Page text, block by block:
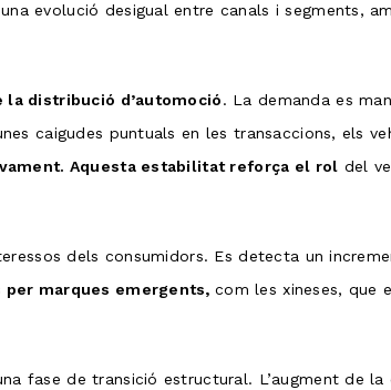
evolució desigual entre canals i segments,
distribució d’automoció. La demanda es
caigudes puntuals en les transaccions, els
Aquesta estabilitat reforça el rol del
dels consumidors. Es detecta un
per marques emergents,com les xineses, que
fase de transició estructural. L’augment de